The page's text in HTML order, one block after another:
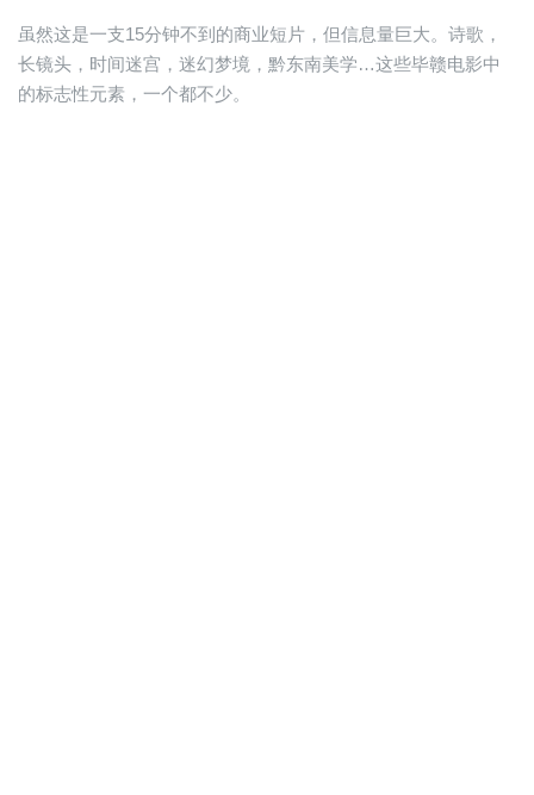
虽然这是一支15分钟不到的商业短片，但信息量巨大。诗歌，
长镜头，时间迷宫，迷幻梦境，黔东南美学…这些毕赣电影中
的标志性元素，一个都不少。